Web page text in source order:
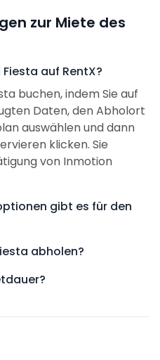
zur Miete des
auf RentX?
buchen, indem Sie auf
Daten, den Abholort
auswählen und dann
klicken. Sie
von Inmotion
gibt es für den
abholen?